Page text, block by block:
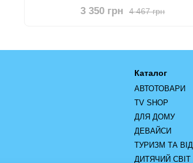
4 467 грн
3 350 грн
Каталог
АВТОТОВАРИ
TV SHOP
ДЛЯ ДОМУ
ДЕВАЙСИ
ТУРИЗМ ТА
ДИТЯЧИЙ СВІТ